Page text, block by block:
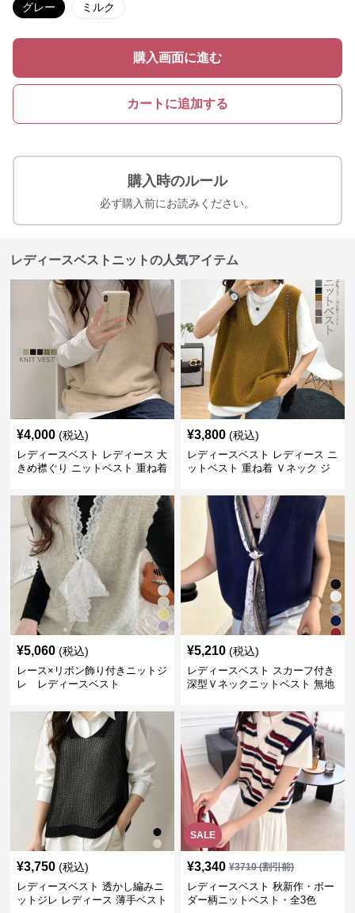
グレー ミルク
購入画面に進む
カートに追加する
購入時のルール
必ず購入前にお読みください。
レディースベストニットの人気アイテム
¥4,000 (税込)
レディースベスト レディース 大
きめ襟ぐり ニットベスト 重ね着
¥3,800 (税込)
レディースベスト レディース ニ
ットベスト 重ね着 Ｖネック ジ
¥5,060 (税込)
レース×リボン飾り付きニットジ
レ レディースベスト
¥5,210 (税込)
レディースベスト スカーフ付き
深型Ｖネックニットベスト 無地
¥3,750 (税込)
レディースベスト 透かし編みニ
ットジレ レディース 薄手ベスト
SALE
¥3,340 ¥3710(割引前)
レディースベスト 秋新作・ボー
ダー柄ニットベスト・全3色